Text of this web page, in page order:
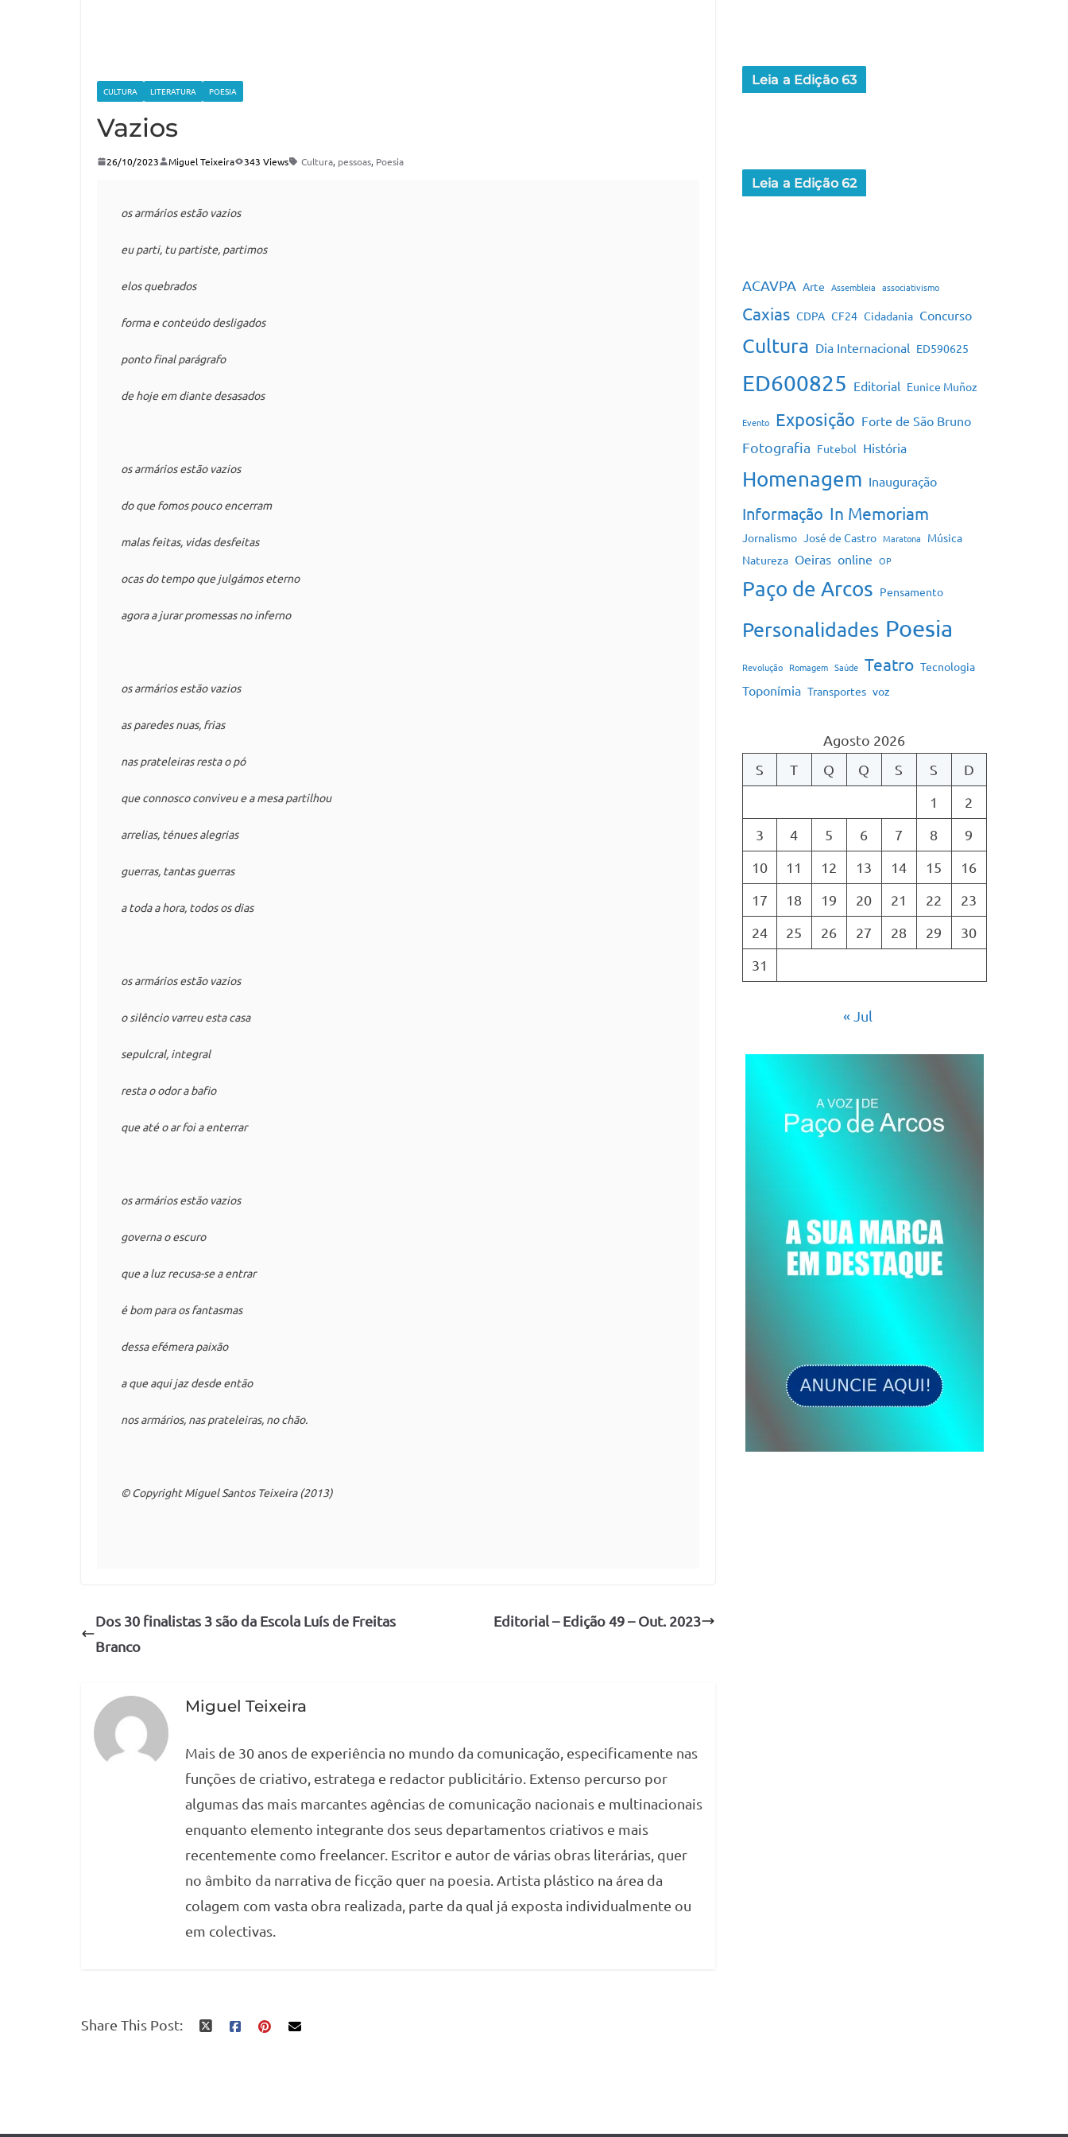
CULTURA LITERATURA POESIA
Vazios
26/10/2023 Miguel Teixeira 343 Views Cultura, pessoas, Poesia
os armários estão vazios
eu parti, tu partiste, partimos
elos quebrados
forma e conteúdo desligados
ponto final parágrafo
de hoje em diante desasados
os armários estão vazios
do que fomos pouco encerram
malas feitas, vidas desfeitas
ocas do tempo que julgámos eterno
agora a jurar promessas no inferno
os armários estão vazios
as paredes nuas, frias
nas prateleiras resta o pó
que connosco conviveu e a mesa partilhou
arrelias, ténues alegrias
guerras, tantas guerras
a toda a hora, todos os dias
os armários estão vazios
o silêncio varreu esta casa
sepulcral, integral
resta o odor a bafio
que até o ar foi a enterrar
os armários estão vazios
governa o escuro
que a luz recusa-se a entrar
é bom para os fantasmas
dessa efémera paixão
a que aqui jaz desde então
nos armários, nas prateleiras, no chão.
© Copyright Miguel Santos Teixeira (2013)
Dos 30 finalistas 3 são da Escola Luís de Freitas
Branco
Editorial – Edição 49 – Out. 2023
Miguel Teixeira
Mais de 30 anos de experiência no mundo da comunicação, especificamente nas
funções de criativo, estratega e redactor publicitário. Extenso percurso por
algumas das mais marcantes agências de comunicação nacionais e multinacionais
enquanto elemento integrante dos seus departamentos criativos e mais
recentemente como freelancer. Escritor e autor de várias obras literárias, quer
no âmbito da narrativa de ficção quer na poesia. Artista plástico na área da
colagem com vasta obra realizada, parte da qual já exposta individualmente ou
em colectivas.
Share This Post:
Leia a Edição 63
Leia a Edição 62
ACAVPA Arte Assembleia associativismo
Caxias CDPA CF24 Cidadania Concurso
Cultura Dia Internacional ED590625
ED600825 Editorial Eunice Muñoz
Evento Exposição Forte de São Bruno
Fotografia Futebol História
Homenagem Inauguração
Informação In Memoriam
Jornalismo José de Castro Maratona
Música
Natureza Oeiras online OP
Paço de Arcos Pensamento
Personalidades Poesia
Revolução Romagem Saúde Teatro Tecnologia
Toponímia Transportes voz
Agosto 2026
S
T Q Q S S
D
1
2
3
4 5 6 7 8
9
10
11 12 13 14 15
16
17
18 19 20 21 22
23
24
25 26 27 28 29
30
31
« Jul